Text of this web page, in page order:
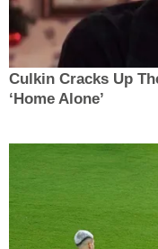
Culkin Cracks Up
‘Home Alone’